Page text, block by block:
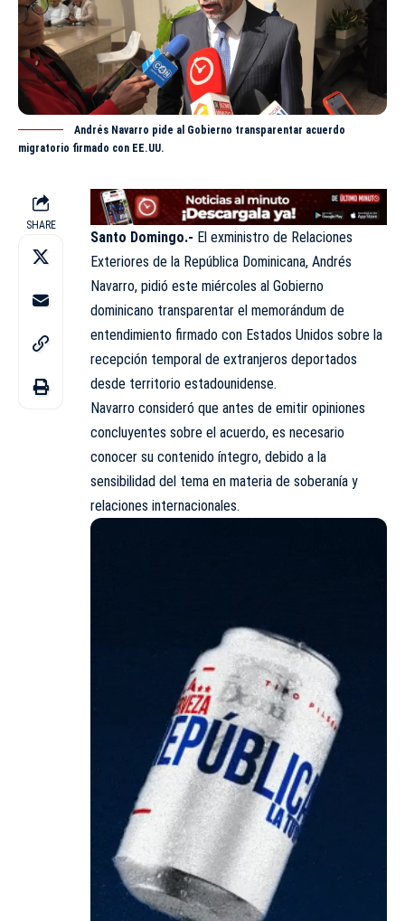
Andrés Navarro pide al Gobierno transparentar acuerdo
migratorio firmado con EE.UU.
SHARE
Santo Domingo.- El exministro de Relaciones
Exteriores de la República Dominicana, Andrés
Navarro, pidió este miércoles al Gobierno
dominicano transparentar el memorándum de
entendimiento firmado con Estados Unidos sobre la
recepción temporal de extranjeros deportados
desde territorio estadounidense.
Navarro consideró que antes de emitir opiniones
concluyentes sobre el acuerdo, es necesario
conocer su contenido íntegro, debido a la
sensibilidad del tema en materia de soberanía y
relaciones internacionales.